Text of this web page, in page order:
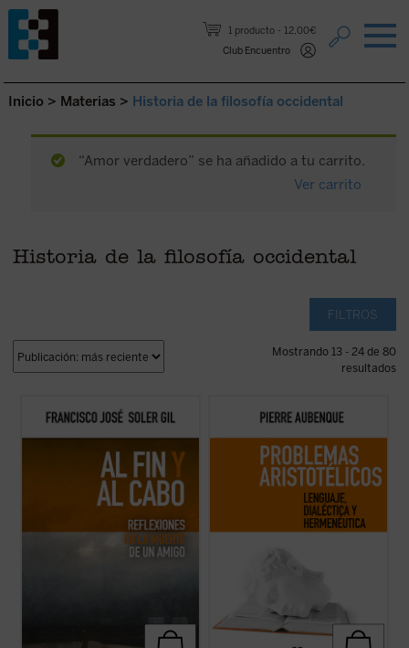
1 producto
12,00€
Club Encuentro
Saltar al contenido.
Inicio > Materias > Historia de la filosofía occidental
“Amor verdadero” se ha añadido a tu carrito.
Ver carrito
Historia de la filosofía occidental
FILTROS
Mostrando 13 - 24 de 80
resultados
En este breve ensayo sobre la muerte,
escrito a partir del fallecimiento de un
pausada meditación en torno a lo que
sabemos de ella, además de estudiar ...
El apasionante recorrido en el que nos
embarca Aubenque supone una búsqueda
sucesivamente emprendidas y
descartadas en nuestra tradición, permiten
reconocer —tal vez hoy mejor que en otro